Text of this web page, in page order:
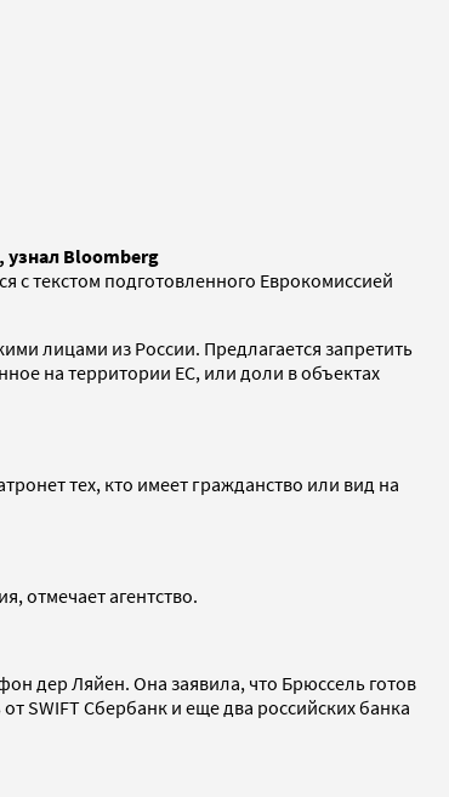
узнал Bloomberg
с текстом подготовленного Еврокомиссией
лицами из России. Предлагается запретить
на территории ЕС, или доли в объектах
тех, кто имеет гражданство или вид на
отмечает агентство.
дер Ляйен. Она заявила, что Брюссель готов
SWIFT Сбербанк и еще два российских банка